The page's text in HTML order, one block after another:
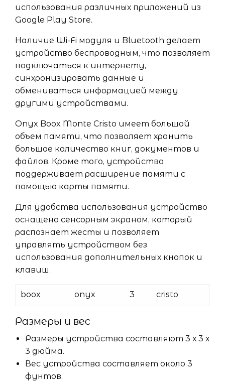
использования различных приложений из
Google Play Store.
Наличие Wi-Fi модуля и Bluetooth делает
устройство беспроводным, что позволяет
подключаться к интернету,
синхронизировать данные и
обмениваться информацией между
другими устройствами.
Onyx Boox Monte Cristo имеет большой
объем памяти, что позволяет хранить
большое количество книг, документов и
файлов. Кроме того, устройство
поддерживает расширение памяти с
помощью карты памяти.
Для удобства использования устройство
оснащено сенсорным экраном, который
распознает жесты и позволяет
управлять устройством без
использования дополнительных кнопок и
клавиш.
boox onyx 3 cristo
Размеры и вес
Размеры устройства составляют 3 х 3 х
3 дюйма.
Вес устройства составляет около 3
фунтов.